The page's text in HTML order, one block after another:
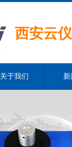
西安云
关于我们